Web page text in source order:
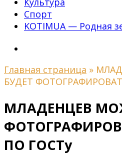
Спорт
KOTIMUA — Родная
Главная страница »
БУДЕТ
МЛАДЕНЦЕВ
ПО ГОСТу